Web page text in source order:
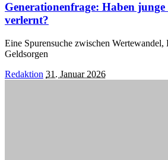
Generationenfrage: Haben junge
verlernt?
Eine Spurensuche zwischen
Geldsorgen
Posted
Redaktion 31. Januar 2026